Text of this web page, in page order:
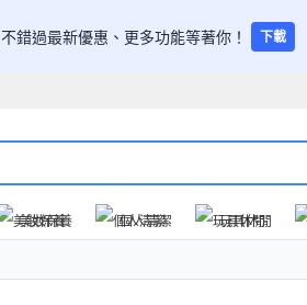
不錯過最新優惠、更多功能等著你！ 下載
美妝保養 個人清潔 玩具休閒